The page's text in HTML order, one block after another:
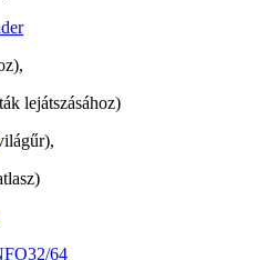
lejátszásához)
64